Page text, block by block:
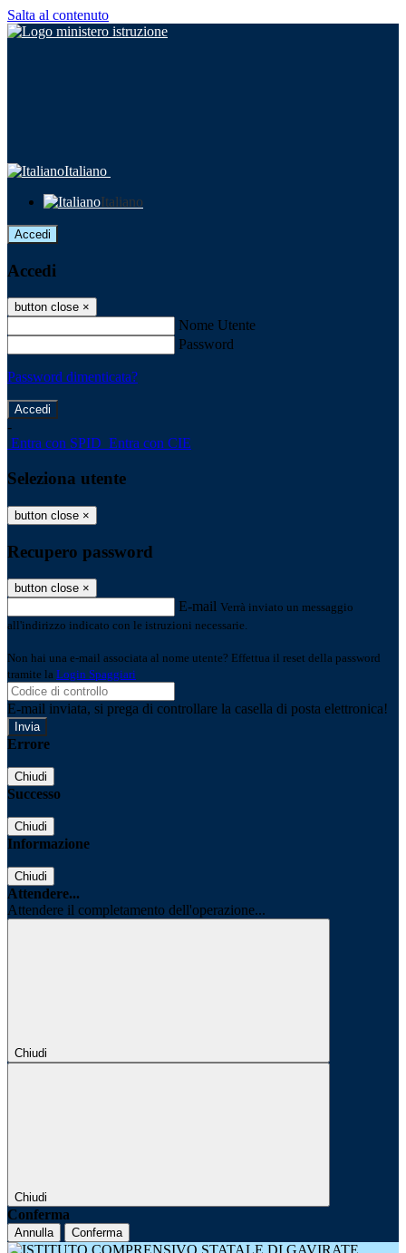
Salta al contenuto
Italiano
Italiano
Accedi
Accedi
button close ×
Nome Utente
Password
Password dimenticata?
-
Entra con SPID Entra con CIE
Seleziona utente
button close ×
Recupero password
button close ×
E-mail Verrà inviato un messaggio
all'indirizzo indicato con le istruzioni necessarie.
Non hai una e-mail associata al nome utente? Effettua il reset della password
tramite la Login Spaggiari
E-mail inviata, si prega di controllare la casella di posta elettronica!
Errore
Chiudi
Successo
Chiudi
Informazione
Chiudi
Attendere...
Attendere il completamento dell'operazione...
Chiudi
Chiudi
Conferma
Annulla Conferma